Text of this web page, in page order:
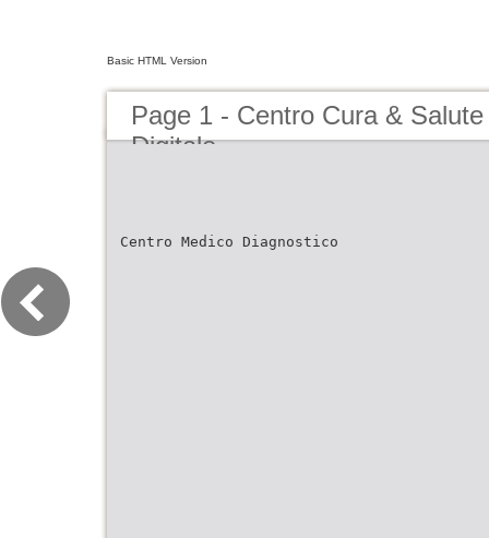
Basic HTML Version
Page 1 - Centro Cura &
Digitale
Centro Medico Diagnostico